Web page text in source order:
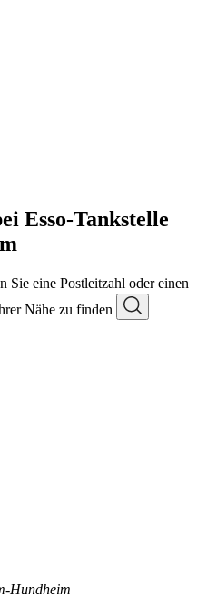
Esso-Tankstelle
Sie eine Postleitzahl oder einen
Nähe zu finden
Hundheim